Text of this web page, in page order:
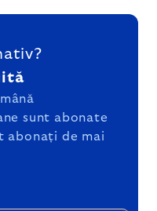
sunt abonate
abonați de mai